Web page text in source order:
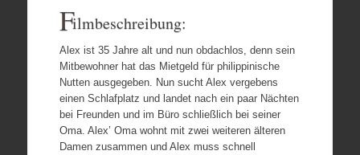
Filmbeschreibung:
Alex ist 35 Jahre alt und nun obdachlos, denn sein
Mitbewohner hat das Mietgeld für philippinische
Nutten ausgegeben. Nun sucht Alex vergebens
einen Schlafplatz und landet nach ein paar Nächten
bei Freunden und im Büro schließlich bei seiner
Oma. Alex’ Oma wohnt mit zwei weiteren älteren
Damen zusammen und Alex muss schnell